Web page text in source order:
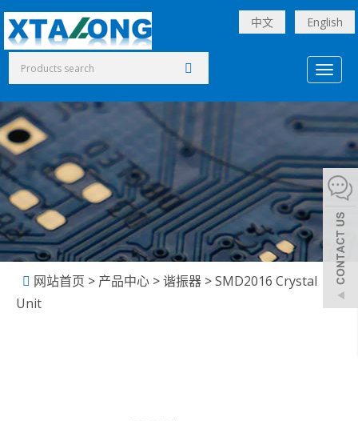
中文 English
网站首页 > 产品中心 >谐振器 >SMD2016 Crystal
Unit